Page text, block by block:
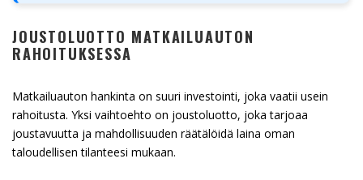
JOUSTOLUOTTO MATKAILUAUTON
RAHOITUKSESSA
Matkailuauton hankinta on suuri investointi, joka vaatii usein
rahoitusta. Yksi vaihtoehto on joustoluotto, joka tarjoaa
joustavuutta ja mahdollisuuden räätälöidä laina oman
taloudellisen tilanteesi mukaan.